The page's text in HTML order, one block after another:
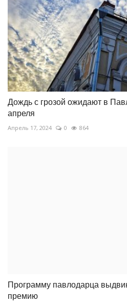
Дождь с грозой ожидают в
апреля
Апрель 17, 2024 0 864
Программу павлодарца
премию